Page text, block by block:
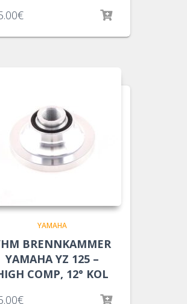
€
YAMAHA
BRENNKAMMER
YAMAHA YZ 125 –
COMP, 12° KOL
€